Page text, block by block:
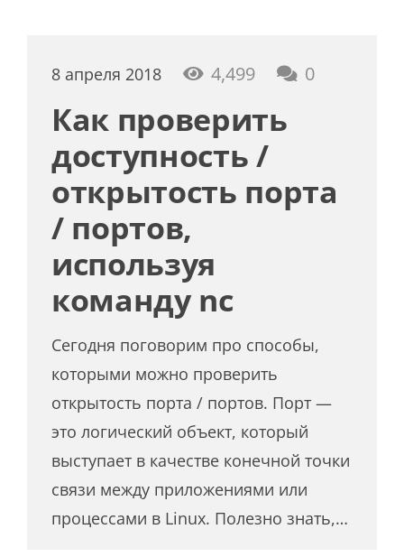
8 апреля 2018 4,499 0
Как проверить
доступность /
открытость порта
/ портов,
используя
команду nc
Сегодня поговорим про способы,
которыми можно проверить
открытость порта / портов. Порт —
это логический объект, который
выступает в качестве конечной точки
связи между приложениями или
процессами в Linux. Полезно знать,…